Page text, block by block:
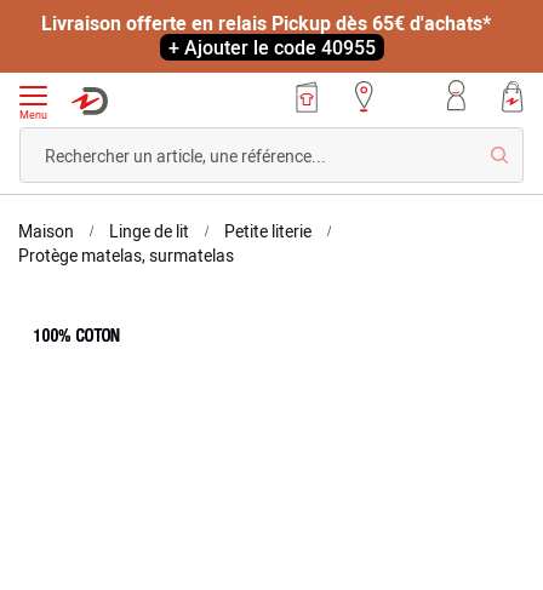
Livraison offerte en relais Pickup dès 65€ d'achats*
+ Ajouter le code 40955
Menu
Accueil
Maison Linge de lit
Petite literie
Protège matelas, surmatelasProtège-